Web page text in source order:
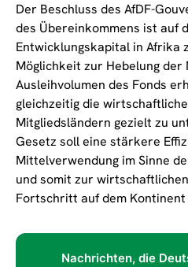
Der Beschluss des AfDF-
des Übereinkommens ist auf
Entwicklungskapital in Afrika
Möglichkeit zur Hebelung
Ausleihvolumen des Fonds
gleichzeitig die
Mitgliedsländern gezielt zu
Gesetz soll eine stärkere
Mittelverwendung im Sinne
und somit zur
Fortschritt auf dem
Nachrichten, die